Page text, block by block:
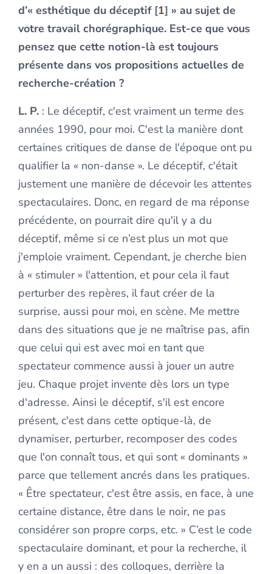
d’« esthétique du déceptif 1 » au sujet de
votre travail chorégraphique. Est-ce que vous
pensez que cette notion-là est toujours
présente dans vos propositions actuelles de
recherche-création ?
L. P. : Le déceptif, c'est vraiment un terme des
années 1990, pour moi. C'est la manière dont
certaines critiques de danse de l'époque ont pu
qualifier la « non-danse ». Le déceptif, c'était
justement une manière de décevoir les attentes
spectaculaires. Donc, en regard de ma réponse
précédente, on pourrait dire qu'il y a du
déceptif, même si ce n’est plus un mot que
j'emploie vraiment. Cependant, je cherche bien
à « stimuler » l'attention, et pour cela il faut
perturber des repères, il faut créer de la
surprise, aussi pour moi, en scène. Me mettre
dans des situations que je ne maîtrise pas, afin
que celui qui est avec moi en tant que
spectateur commence aussi à jouer un autre
jeu. Chaque projet invente dès lors un type
d'adresse. Ainsi le déceptif, s'il est encore
présent, c'est dans cette optique-là, de
dynamiser, perturber, recomposer des codes
que l'on connaît tous, et qui sont « dominants »
parce que tellement ancrés dans les pratiques.
« Être spectateur, c'est être assis, en face, à une
certaine distance, être dans le noir, ne pas
considérer son propre corps, etc. » C’est le code
spectaculaire dominant, et pour la recherche, il
y en a un aussi : des colloques, derrière la